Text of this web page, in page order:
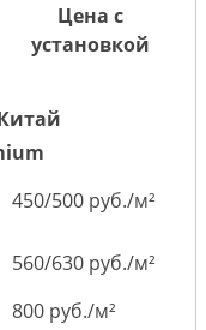
Цена с
установкой
450/500 руб./м²
560/630 руб./м²
800 руб./м²